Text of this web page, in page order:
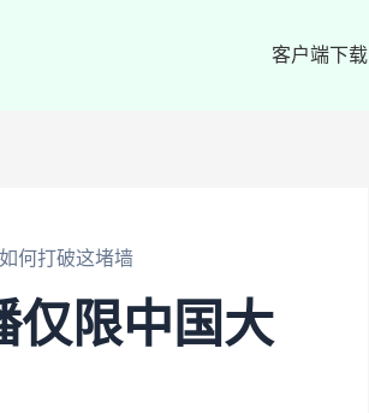
客户端下载
何打破这堵墙
仅限中国大